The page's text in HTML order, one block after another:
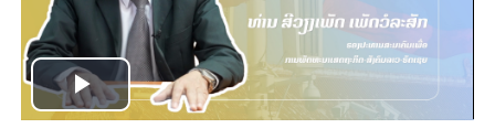
Play